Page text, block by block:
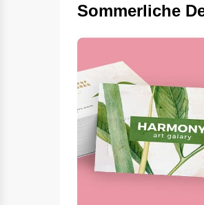
Sommerliche